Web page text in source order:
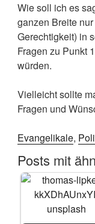
Wie soll ich es
ganzen Breite
Gerechtigkeit) in
Fragen zu Punkt
würden.
Vielleicht sollte
Fragen und
Evangelikale,
Posts mit